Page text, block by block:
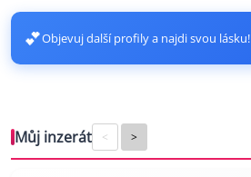
💕Objevuj další profily a najdi svou lásku!
Můj inzerát < >